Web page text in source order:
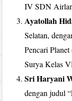
IV SDN
Ayatollah
Selatan,
Pencari
Surya Kelas
Sri Haryani
dengan judul